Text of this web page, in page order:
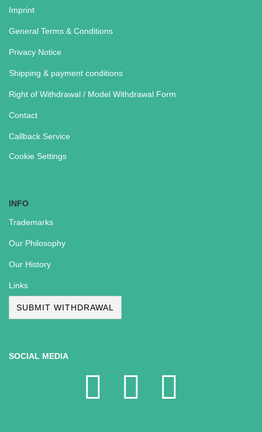
Imprint
General Terms & Conditions
Privacy Notice
Shipping & payment conditions
Right of Withdrawal / Model Withdrawal Form
Contact
Callback Service
Cookie Settings
INFO
Trademarks
Our Philosophy
Our History
Links
SUBMIT WITHDRAWAL
SOCIAL MEDIA